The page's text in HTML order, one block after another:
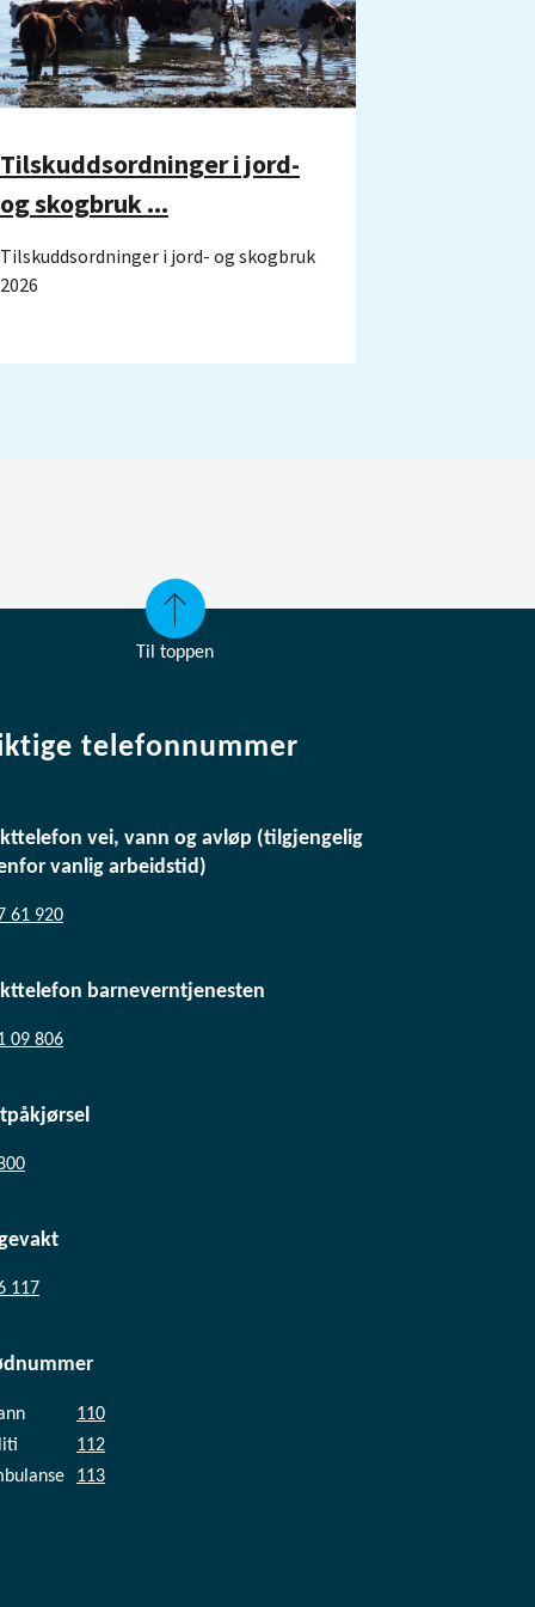
Tilskuddsordninger i jord-
og skogbruk ...
Tilskuddsordninger i jord- og skogbruk
2026
Til toppen
telefonnummer
vei, vann og avløp (tilgjengelig
vanlig arbeidstid)
61 920
barneverntjenesten
09 806
117
110
112
113